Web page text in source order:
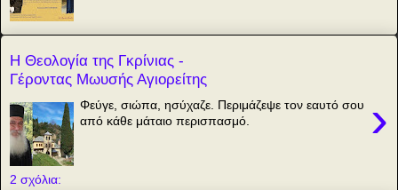
Η Θεολογία της Γκρίνιας -
Γέροντας Μωυσής Αγιορείτης
›
Φεύγε, σιώπα, ησύχαζε. Περιμάζεψε τον εαυτό σου
από κάθε μάταιο περισπασμό.
2 σχόλια: